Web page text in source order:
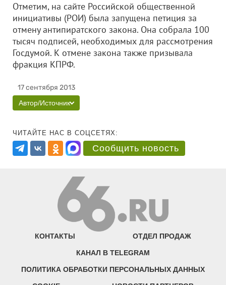
Отметим, на сайте Российской общественной
инициативы (РОИ) была запущена петиция за
отмену антипиратского закона. Она собрала 100
тысяч подписей, необходимых для рассмотрения
Госдумой. К отмене закона также призывала
фракция КПРФ.
17 сентября 2013
Автор/Источник
ЧИТАЙТЕ НАС В СОЦСЕТЯХ:
Сообщить новость
КОНТАКТЫ ОТДЕЛ ПРОДАЖ
КАНАЛ В TELEGRAM
ПОЛИТИКА ОБРАБОТКИ ПЕРСОНАЛЬНЫХ ДАННЫХ